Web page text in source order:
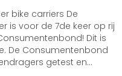
bike carriers De
is voor de 7de keer op rij
Dit is
De Consumentenbond
getest en…